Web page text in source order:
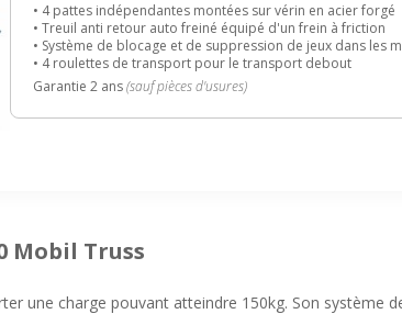
• 4 pattes indépendantes montées sur vérin en acier forgé
• Treuil anti retour auto freiné équipé d'un frein à friction
• Système de blocage et de suppression de jeux dans les
• 4 roulettes de transport pour le transport debout
Garantie 2 ans(sauf pièces d'usures)
Mobil Truss
une charge pouvant atteindre 150kg. Son système